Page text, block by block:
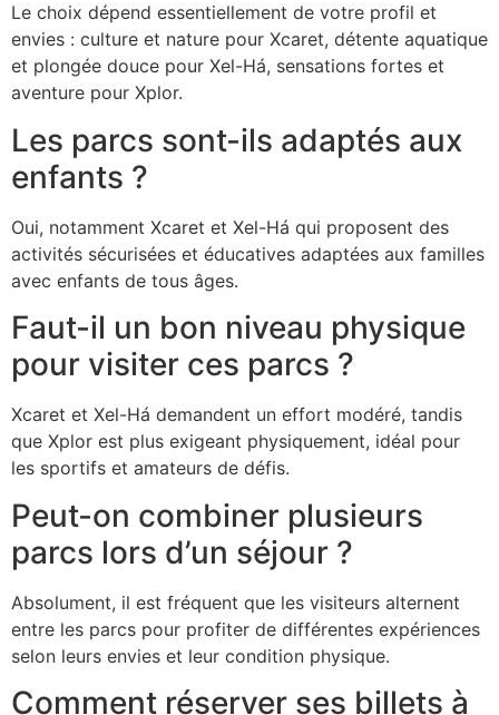
Le choix dépend essentiellement de votre profil et
envies : culture et nature pour Xcaret, détente aquatique
et plongée douce pour Xel-Há, sensations fortes et
aventure pour Xplor.
Les parcs sont-ils adaptés aux
enfants ?
Oui, notamment Xcaret et Xel-Há qui proposent des
activités sécurisées et éducatives adaptées aux familles
avec enfants de tous âges.
Faut-il un bon niveau physique
pour visiter ces parcs ?
Xcaret et Xel-Há demandent un effort modéré, tandis
que Xplor est plus exigeant physiquement, idéal pour
les sportifs et amateurs de défis.
Peut-on combiner plusieurs
parcs lors d’un séjour ?
Absolument, il est fréquent que les visiteurs alternent
entre les parcs pour profiter de différentes expériences
selon leurs envies et leur condition physique.
Comment réserver ses billets à